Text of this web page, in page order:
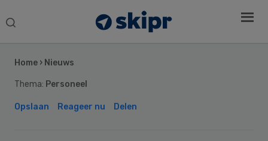
Search
Home › Nieuws
Thema: Personeel
Opslaan Reageer nu Delen
Sidebar